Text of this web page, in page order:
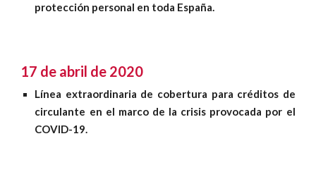
protección personal en toda España.
17 de abril de 2020
Línea extraordinaria de cobertura para créditos de
circulante en el marco de la crisis provocada por el
COVID-19.